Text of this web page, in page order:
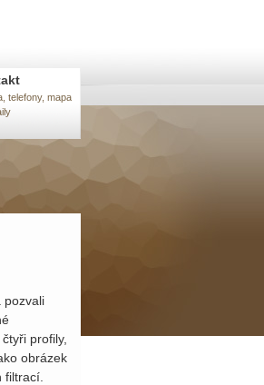
telefony, mapa
pozvali
profily,
obrázek